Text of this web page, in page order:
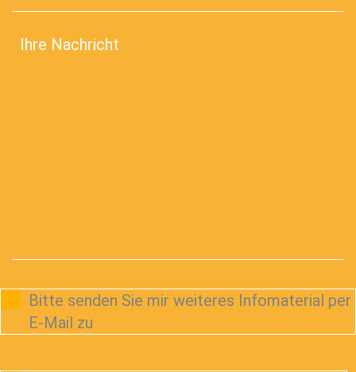
Bitte senden Sie mir weiteres Infomaterial per
E-Mail zu